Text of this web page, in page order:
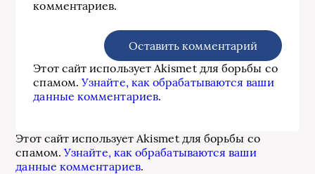
комментариев.
Этот сайт использует Akismet для борьбы со
спамом.Узнайте, как обрабатываются ваши
данные комментариев.
Этот сайт использует Akismet для борьбы со
спамом.Узнайте, как обрабатываются ваши
данные комментариев.